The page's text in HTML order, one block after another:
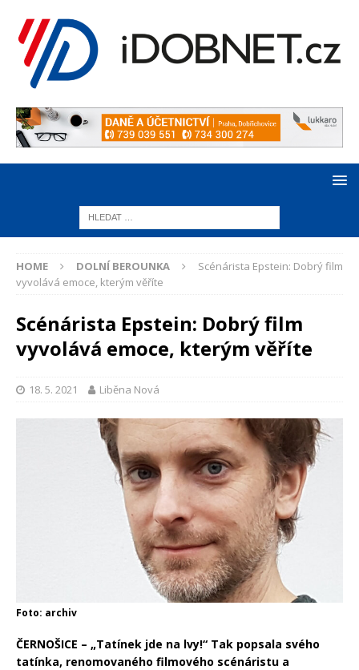
HOME DOLNÍ BEROUNKA
Scénárista Epstein: Dobrý film
vyvolává emoce, kterým věříte
Scénárista Epstein: Dobrý film
vyvolává emoce, kterým věříte
18. 5. 2021 Liběna Nová
Foto: archiv
ČERNOŠICE – „Tatínek jde na lvy!“ Tak popsala svého
tatínka, renomovaného filmového scénáristu a